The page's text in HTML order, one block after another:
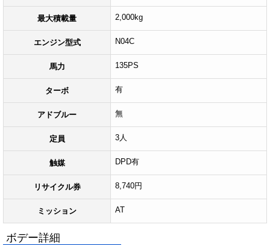
最大積載量 2,000kg
エンジン型式 N04C
馬力 135PS
ターボ 有
アドブルー 無
定員 3人
触媒 DPD有
リサイクル券 8,740円
ミッション AT
ボデー詳細